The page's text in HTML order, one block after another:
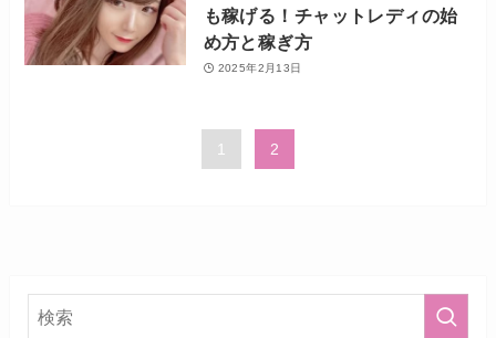
も稼げる！チャットレディの始
め方と稼ぎ方
2025年2月13日
1 2